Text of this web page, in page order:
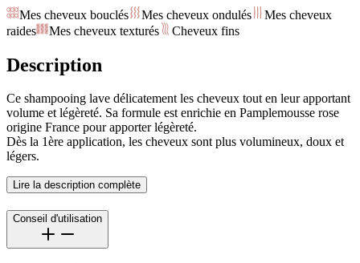
Mes cheveux bouclés Mes cheveux ondulés
Mes cheveux
raides
Mes cheveux texturés Cheveux fins
Description
Ce shampooing lave délicatement les cheveux tout en leur apportant
volume et légèreté. Sa formule est enrichie en Pamplemousse rose
origine France pour apporter légèreté.
Dès la 1ère application, les cheveux sont plus volumineux, doux et
légers.
Lire la description complète
Conseil d'utilisation